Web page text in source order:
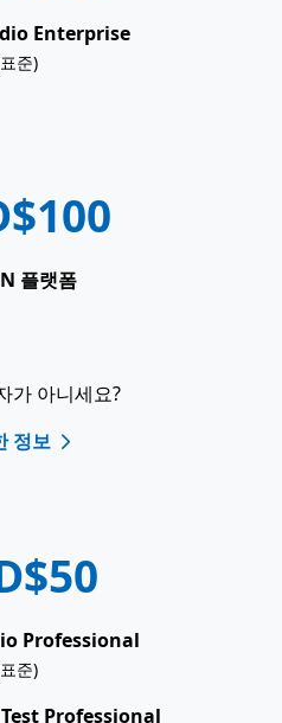
Enterprise
준)
플랫폼
가 아니세요?
정보
Professional
준)
Professional